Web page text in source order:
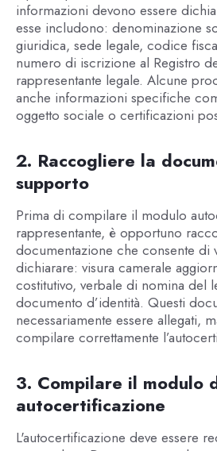
informazioni devono essere
esse includono: denominazione
giuridica, sede legale, codice
numero di iscrizione al Registro
rappresentante legale. Alcune
anche informazioni specifiche
oggetto sociale o certificazioni
2. Raccogliere la
supporto
Prima di compilare il modulo
rappresentante, è opportuno
documentazione che consente di
dichiarare: visura camerale
costitutivo, verbale di nomina del
documento d’identità. Questi
necessariamente essere allegati,
compilare correttamente
3. Compilare il modulo
autocertificazione
L'autocertificazione deve essere